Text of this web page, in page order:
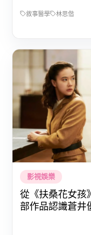
敘事醫學 林思偕
影視娛樂
從《扶桑花女孩
部作品認識蒼井